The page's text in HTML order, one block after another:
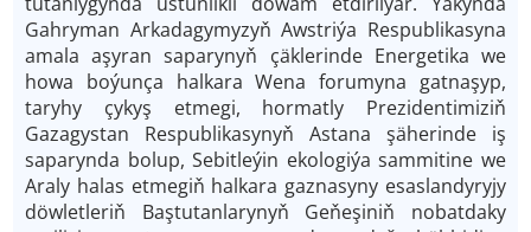
Gahryman Arkadagymyzyň Awstriýa Respublikasyna
amala aşyran saparynyň çäklerinde Energetika we
howa boýunça halkara Wena forumyna gatnaşyp,
taryhy çykyş etmegi, hormatly Prezidentimiziň
Gazagystan Respublikasynyň Astana şäherinde iş
saparynda bolup, Sebitleýin ekologiýa sammitine we
Araly halas etmegiň halkara gaznasyny esaslandyryjy
döwletleriň Baştutanlarynyň Geňeşiniň nobatdaky